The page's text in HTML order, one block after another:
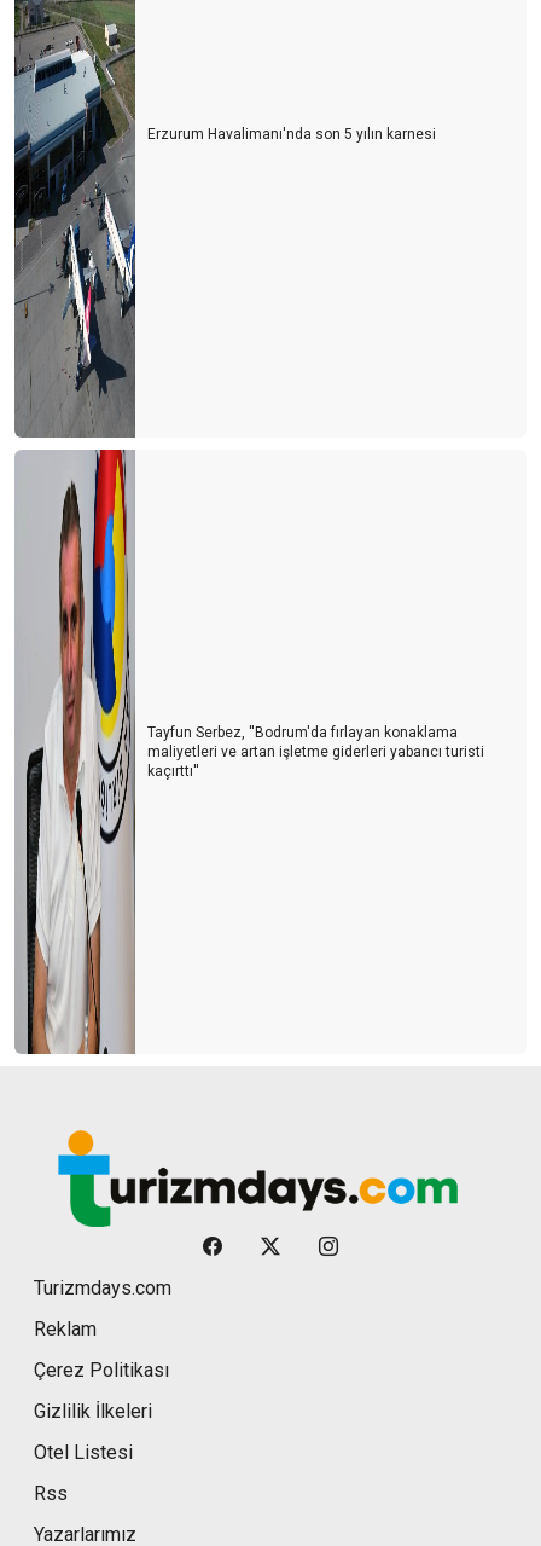
Erzurum Havalimanı'nda son 5 yılın karnesi
Tayfun Serbez, ''Bodrum'da fırlayan konaklama
maliyetleri ve artan işletme giderleri yabancı turisti
kaçırttı''
Turizmdays.com
Reklam
Çerez Politikası
Gizlilik İlkeleri
Otel Listesi
Rss
Yazarlarımız